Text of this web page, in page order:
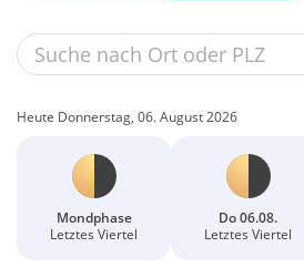
Heute Donnerstag, 06. August 2026
Mondphase
Letztes Viertel
Do 06.08.
Letztes Viertel